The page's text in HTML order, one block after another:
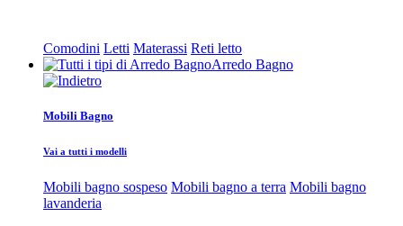
Comodini Letti Materassi Reti letto
Arredo Bagno
Mobili Bagno
Vai a tutti i modelli
Mobili bagno sospeso Mobili bagno a terra Mobili bagno
lavanderia